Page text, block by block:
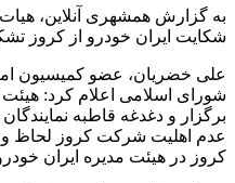
به گزارش همشهری آنلاین،‌
شکایت ایران خودرو از کروز
علی خضریان، عضو کمیسیون
شورای اسلامی اعلام کرد:
برگزار و دغدغه قاطبه
عدم اهلیت شرکت کروز لحاظ
کروز در هیئت مدیره ایران